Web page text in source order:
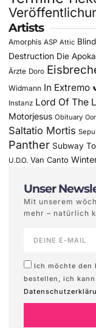
Artists
Amorphis ASP Attic
Destruction Die
Ärzte Doro
Widmann In Extremo
Instanz Lord Of The
Motorjesus Obituary
Saltatio Mortis
Panther Subway
U.D.O. Van Canto
Unser
Mit unserem
mehr – natürlich
Ich möchte den
bestellen, ich